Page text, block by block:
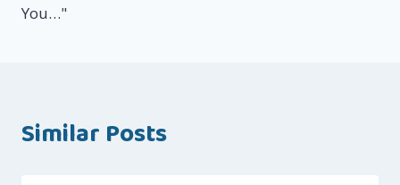
You…"
Similar Posts